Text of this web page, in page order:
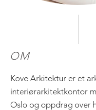
OM
Kove Arkitektur er et
interiørarkitektkontor
Oslo og oppdrag over